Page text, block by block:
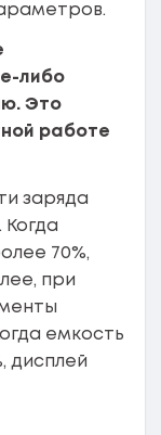
либо
Это
работе
заряда
70%,
при
емкость
дисплей